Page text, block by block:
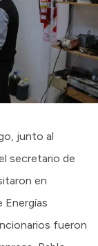
junto al
secretario de
en
Energías
fueron